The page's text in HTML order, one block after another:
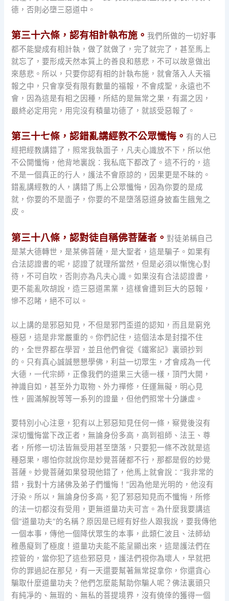
德，否則必墮三惡道中。
第三十六條，認有相計執布施。我們所做的一切好事
都不能變成有相計執，做了就做了，完了就完了，甚至馬上
就忘了，要形成天然本質上的善良和慈悲，不可以故意做出
來慈悲。所以，只要你認有相的計執布施，就會落入人天福
報之中，只會享受有限有數量的福報，不會成聖，永遠也不
會，因為這是有相之因種，所結的是無常之果，有漏之因，
最終必定用完，用完沒有積量功德了，就該受惡報了。
第三十七條，認錯亂講經教不公眾懺悔。 有的人已
經把經教講錯了，照常我執面子，凡夫心識放不下，所以他
不公開懺悔，他背地裏說：我私底下都改了。這不行的，這
不是一個真正的行人，護法不會原諒的，因果更是不昧的。
錯亂講經教的人，講錯了馬上公眾懺悔，因為你要的是成
就，你要的不是面子，你要的不是墮落惡道身披畜生餓鬼之
皮。
第三十八條，認對徒自稱佛菩薩者。對徒弟稱自己
是某大德轉世，是某佛菩薩，是大聖者，這是騙子。如果有
合法認證書的呢，認證了就理所當然，但是必須以慚愧心對
待，不可自吹，否則亦為凡夫心識。如果沒有合法認證書，
更不能亂吹胡說，造三惡道黑業，這樣會遭到巨大的惡報，
慘不忍睹，絕不可以。
以上講的是邪惡知見，不但是邪門歪道的認知，而且是窮兇
極惡，這是非常嚴重的。你們記住，這個法本是封擋不住
的，全世界都在學習，並且他們會從《鐵案記》裏頭抄到
的。只有真心誠誠懇懇學佛，利益一切眾生，才會成為一代
大德，一代宗師，正像我們的道果三大德一樣，頂門大開，
神識自如，甚至外力取物、外力禪修，任運無礙，明心見
性，圓滿解脫等等一系列的證量，但他們照常十分謙虛。
要特別小心注意，犯有以上邪惡知見任何一條，察覺後沒有
深切懺悔當下改正者，無論身份多高，高到祖師、法王、尊
者，所修一切法皆無受用甚至墮落，只要犯一條不改就是這
種惡果，哪怕你就說你是妙覺菩薩都不行，那都是假的妙覺
菩薩。妙覺菩薩如果發現他錯了，他馬上就會說：“我非常的
錯，我對十方諸佛及弟子們懺悔！”因為他是光明的，他沒有
汙染。所以，無論身份多高，犯了邪惡知見而不懺悔，所修
的法一切都沒有受用，更無道量功夫可言。為什麼我要講這
個“道量功夫”的名稱？原因是已經有好些人跟我說，要我傳他
一個本事，傳他一個降伏眾生的本事，此類仁波且、法師幼
稚愚癡到了極度！道量功夫能不能呈顯出來，這是護法們在
控管的，當你犯了這些邪惡見，護法們視你為壞人，早就把
你的罪過記在那兒，有一天還要幫著無常捉拿你，你還貪心
騙取什麼道量功夫？他們怎麼能幫助你騙人呢？佛法裏頭只
有純凈的、無瑕的、無私的菩提境界，沒有僥倖的獲得一個